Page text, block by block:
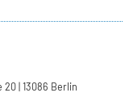
| 13086 Berlin